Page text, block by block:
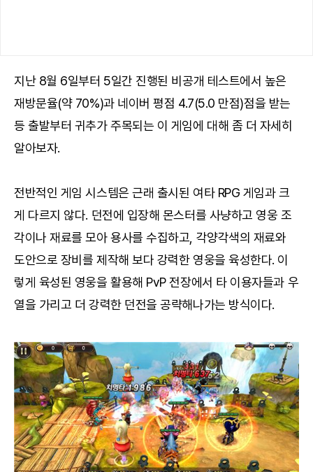
지난 8월 6일부터 5일간 진행된 비공개 테스트에서 높은
재방문율(약 70%)과 네이버 평점 4.7(5.0 만점)점을 받는
등 출발부터 귀추가 주목되는 이 게임에 대해 좀 더 자세히
알아보자.
전반적인 게임 시스템은 근래 출시된 여타 RPG 게임과 크
게 다르지 않다. 던전에 입장해 몬스터를 사냥하고 영웅 조
각이나 재료를 모아 용사를 수집하고, 각양각색의 재료와
도안으로 장비를 제작해 보다 강력한 영웅을 육성한다. 이
렇게 육성된 영웅을 활용해 PvP 전장에서 타 이용자들과 우
열을 가리고 더 강력한 던전을 공략해나가는 방식이다.